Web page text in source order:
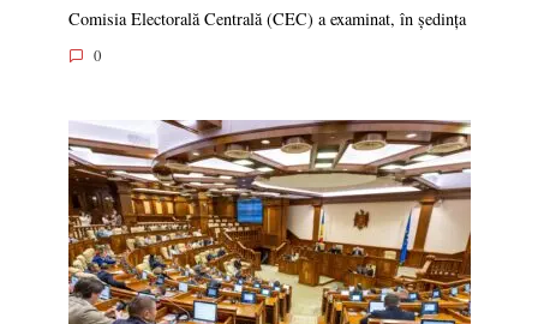
Comisia Electorală Centrală (CEC) a examinat, în ședința
0